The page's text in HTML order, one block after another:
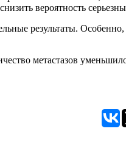
вероятность
результаты.
метастазов